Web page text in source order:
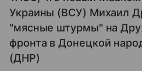
Украины (ВСУ) Михаил
"мясные штурмы" на
фронта в Донецкой
(ДНР)